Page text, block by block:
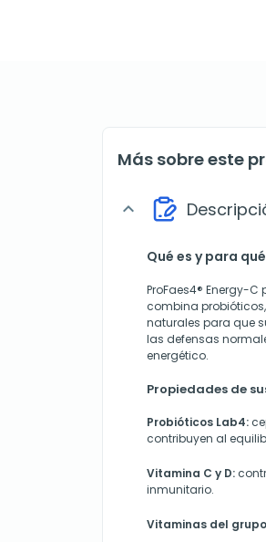
Más sobre este
expand_more
Qué es y para
ProFaes4® Energy-
combina
naturales para que
las defensas
energético.
Propiedades de
Probióticos Lab4:
contribuyen al
Vitamina C y D:
inmunitario.
Vitaminas del